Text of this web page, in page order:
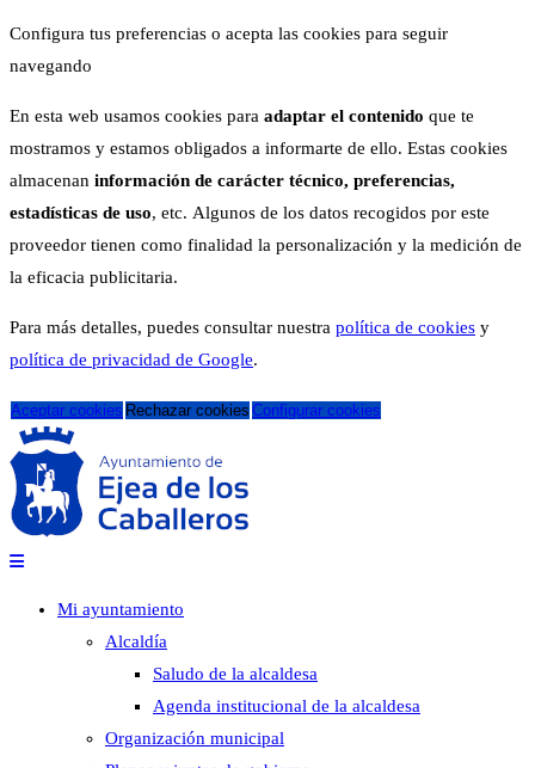
Configura tus preferencias o acepta las cookies para seguir
navegando
En esta web usamos cookies para adaptar el contenido que te
mostramos y estamos obligados a informarte de ello. Estas cookies
almacenan información de carácter técnico, preferencias,
estadísticas de uso, etc. Algunos de los datos recogidos por este
proveedor tienen como finalidad la personalización y la medición de
la eficacia publicitaria.
Para más detalles, puedes consultar nuestra política de cookies y
política de privacidad de Google.
Aceptar cookies Rechazar cookies Configurar cookies
Mi ayuntamiento
Alcaldía
Saludo de la alcaldesa
Agenda institucional de la alcaldesa
Organización municipal